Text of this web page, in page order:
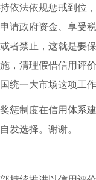
法依规惩戒到位，
请政府资金、享受
者禁止，这就是要
，清理假借信用评
统一大市场这项工
制度在信用体系建
发选择。谢谢。